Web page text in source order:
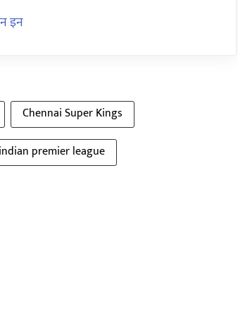
इन
Chennai Super Kings
indian premier league